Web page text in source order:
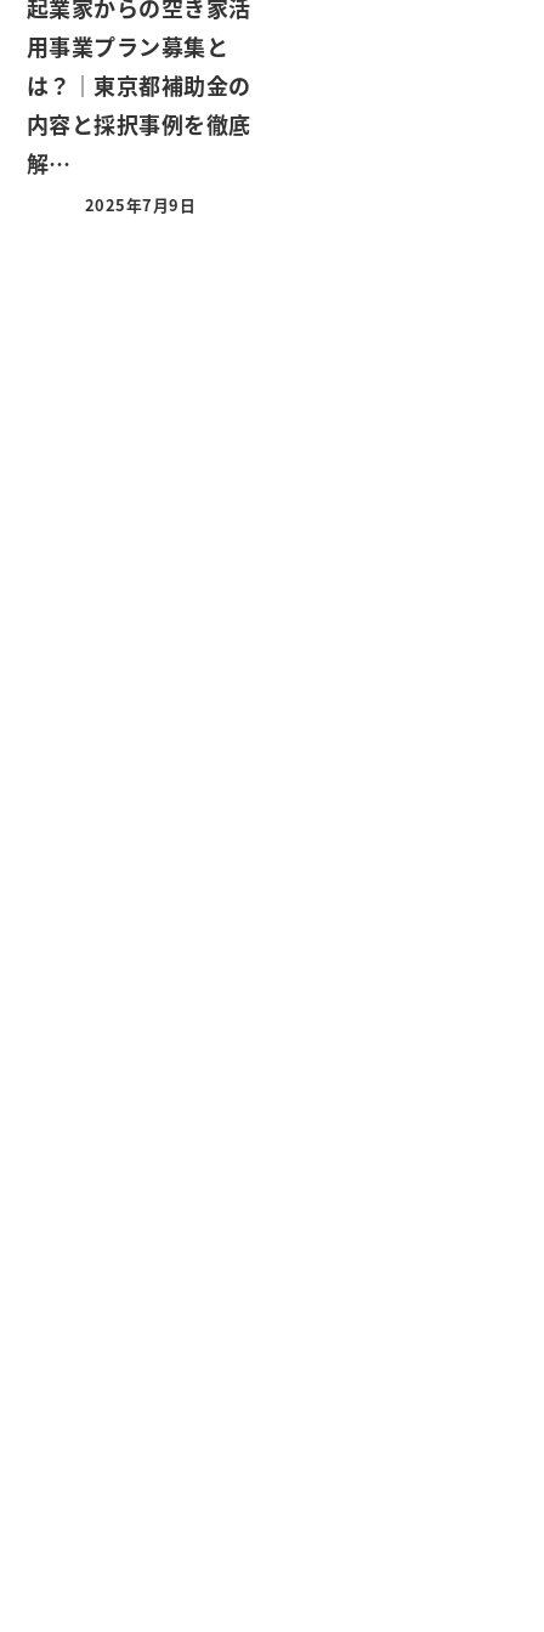
起業家からの空き家活
用事業プラン募集と
は？｜東京都補助金の
内容と採択事例を徹底
解…
2025年7月9日